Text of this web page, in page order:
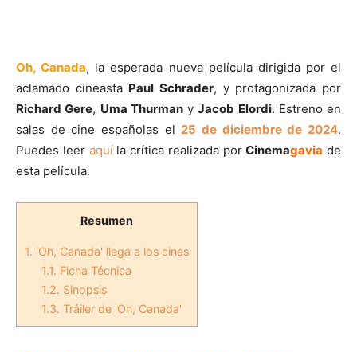
Oh, Canada, la esperada nueva película dirigida por el
aclamado cineasta Paul Schrader, y protagonizada por
Richard Gere, Uma ThurmanyJacob Elordi. Estreno en
salas de cine españolas el 25 de diciembre de 2024.
Puedes leer aquíla crítica realizada porCinemagavia de
esta película.
Resumen
1. 'Oh, Canada' llega a los cines
1.1. Ficha Técnica
1.2. Sinopsis
1.3. Tráiler de 'Oh, Canada'